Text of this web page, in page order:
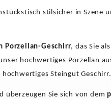
stilsicher in Szene
Porzellan-Geschirr, das Sie als
hochwertiges Porzellan
Steingut Geschirr.
überzeugen Sie sich von dem